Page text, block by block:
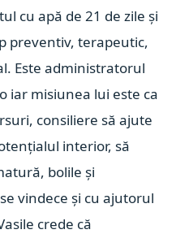
cu apă de 21 de zile și
preventiv, terapeutic,
Este administratorul
iar misiunea lui este ca
consiliere să ajute
interior, să
bolile și
vindece și cu ajutorul
crede că